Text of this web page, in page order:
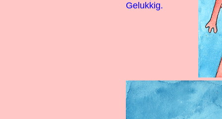
Gelukkig.